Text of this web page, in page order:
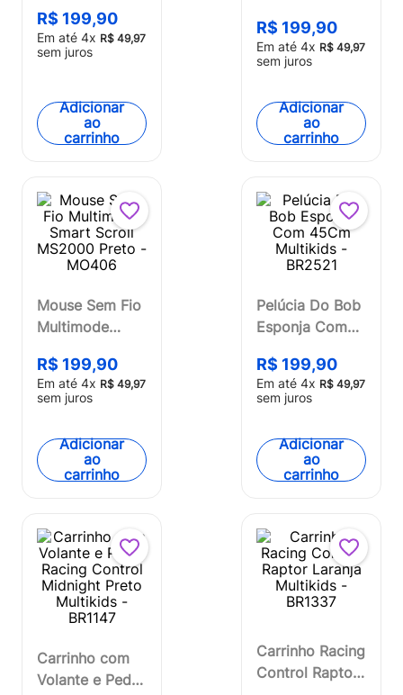
20000mAh
Multi - CB174
R$ 199,90
Em até 4x R$ 49,97
sem juros
Adicionar
ao
carrinho
Para Todos
Tipos de Lixa
Klatter - MV054
R$ 199,90
Em até 4x R$ 49,97
sem juros
Adicionar
ao
carrinho
Mouse Sem Fio
Multimode
MS2000 Preto -
MO406
R$ 199,90
Em até 4x R$ 49,97
sem juros
Adicionar
ao
carrinho
Pelúcia Do Bob
Esponja Com
- BR2521
R$ 199,90
Em até 4x R$ 49,97
sem juros
Adicionar
ao
carrinho
Carrinho com
Volante e Pedal
Carrinho Racing
Control Raptor